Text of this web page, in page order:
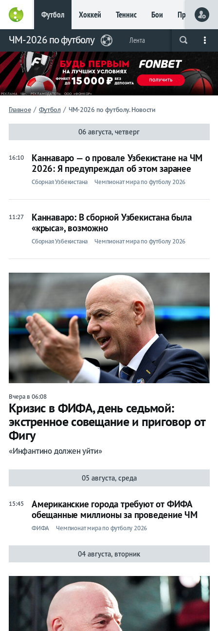
Футбол Хоккей Теннис Бои Прочие
Live Вся лента Прогнозы Букмекеры
ЧМ-2026 по футболу Лента
Главное / Футбол / ЧМ-2026 по футболу. Новости
06 августа, четверг
16:10
Каннаваро — о провале Узбекистане на ЧМ
2026: Я предупреждал об этом заранее
Сборная Узбекистана Чемпионат мира по футболу 2026
11:27
Каннаваро: В сборной Узбекистана была
«крыса», возможно
Сборная Узбекистана Чемпионат мира по футболу 2026
Вчера в 06:08
Кризис в ФИФА, день седьмой:
экстренное совещание и приговор от
Фигу
«Инфантино должен уйти»
05 августа, среда
15:45
Американские города требуют от ФИФА
обещанные миллионы за проведение ЧМ
ФИФА Чемпионат мира по футболу 2026
04 августа, вторник
Главное
Фрибет
до 15
000 ₽
Новым
игрокам, без
условий
Футбол
футболу
Лента
Прогнозы
на спорт
Букмекеры
Хоккей
Теннис
Бои
Прочие
Игры